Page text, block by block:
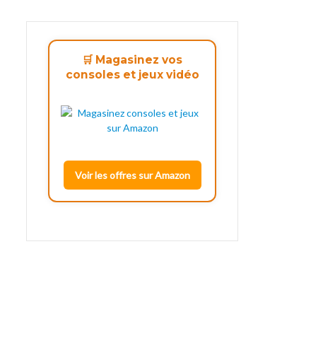
🛒 Magasinez vos
consoles et jeux vidéo
Voir les offres sur Amazon